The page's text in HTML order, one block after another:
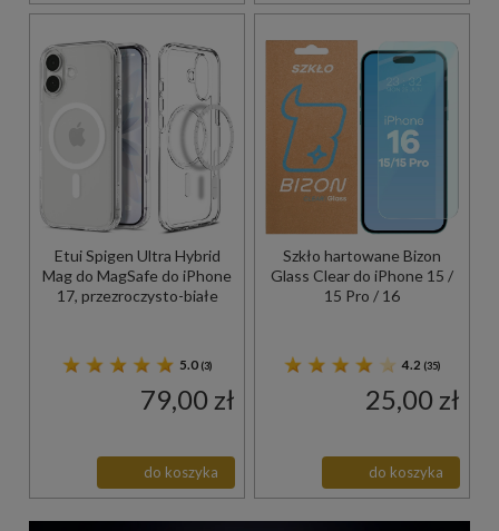
Etui Spigen Ultra Hybrid
Mag do MagSafe do iPhone
17, przezroczysto-białe
5.0 (3)
79,00 zł
do koszyka
Szkło hartowane Bizon
Glass Clear do iPhone 15 /
15 Pro / 16
4.2 (35)
25,00 zł
do koszyka